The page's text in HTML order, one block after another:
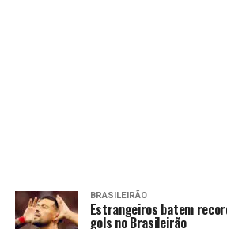
BRASILEIRÃO
Estrangeiros batem
gols no Brasileirão